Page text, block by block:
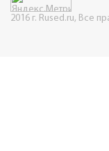
2016 г. Rused.ru, Все